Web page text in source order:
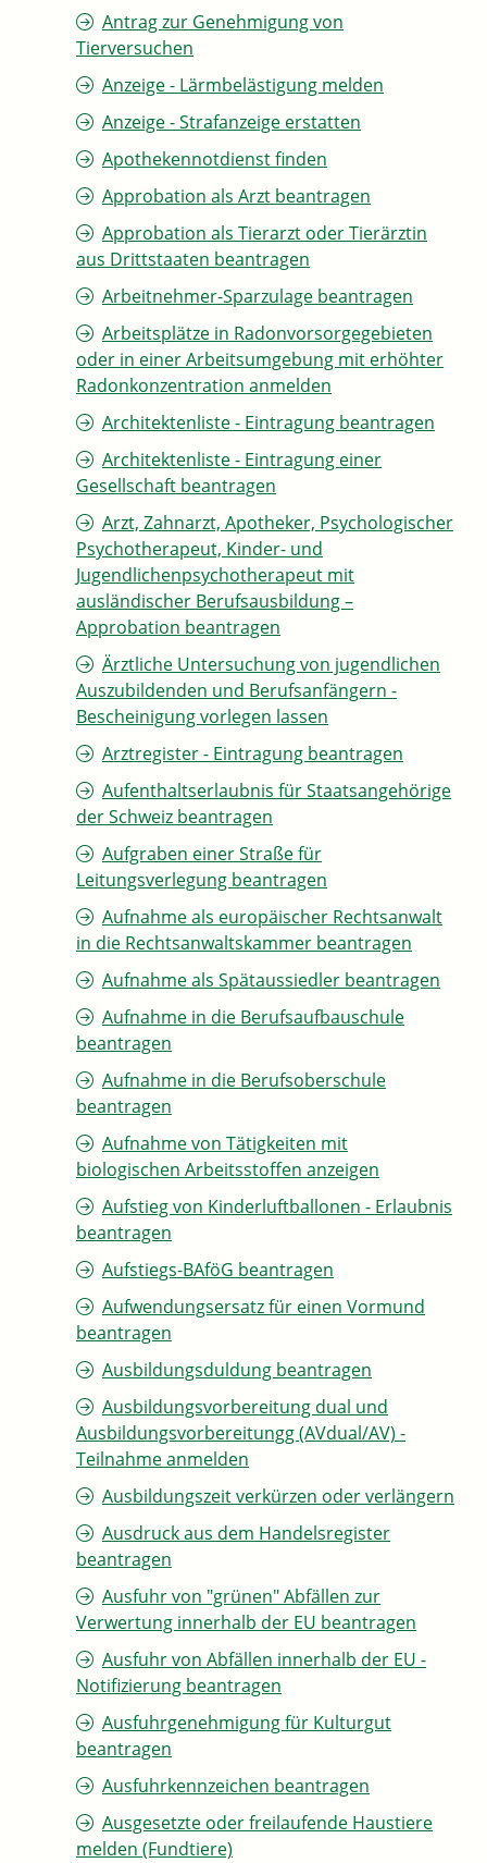
Antrag zur Genehmigung von
Tierversuchen
Anzeige - Lärmbelästigung melden
Anzeige - Strafanzeige erstatten
Apothekennotdienst finden
Approbation als Arzt beantragen
Approbation als Tierarzt oder Tierärztin
aus Drittstaaten beantragen
Arbeitnehmer-Sparzulage beantragen
Arbeitsplätze in Radonvorsorgegebieten
oder in einer Arbeitsumgebung mit erhöhter
Radonkonzentration anmelden
Architektenliste - Eintragung beantragen
Architektenliste - Eintragung einer
Gesellschaft beantragen
Arzt, Zahnarzt, Apotheker, Psychologischer
Psychotherapeut, Kinder- und
Jugendlichenpsychotherapeut mit
ausländischer Berufsausbildung –
Approbation beantragen
Ärztliche Untersuchung von jugendlichen
Auszubildenden und Berufsanfängern -
Bescheinigung vorlegen lassen
Arztregister - Eintragung beantragen
Aufenthaltserlaubnis für Staatsangehörige
der Schweiz beantragen
Aufgraben einer Straße für
Leitungsverlegung beantragen
Aufnahme als europäischer Rechtsanwalt
in die Rechtsanwaltskammer beantragen
Aufnahme als Spätaussiedler beantragen
Aufnahme in die Berufsaufbauschule
beantragen
Aufnahme in die Berufsoberschule
beantragen
Aufnahme von Tätigkeiten mit
biologischen Arbeitsstoffen anzeigen
Aufstieg von Kinderluftballonen - Erlaubnis
beantragen
Aufstiegs-BAföG beantragen
Aufwendungsersatz für einen Vormund
beantragen
Ausbildungsduldung beantragen
Ausbildungsvorbereitung dual und
Ausbildungsvorbereitungg (AVdual/AV) -
Teilnahme anmelden
Ausbildungszeit verkürzen oder verlängern
Ausdruck aus dem Handelsregister
beantragen
Ausfuhr von "grünen" Abfällen zur
Verwertung innerhalb der EU beantragen
Ausfuhr von Abfällen innerhalb der EU -
Notifizierung beantragen
Ausfuhrgenehmigung für Kulturgut
beantragen
Ausfuhrkennzeichen beantragen
Ausgesetzte oder freilaufende Haustiere
melden (Fundtiere)